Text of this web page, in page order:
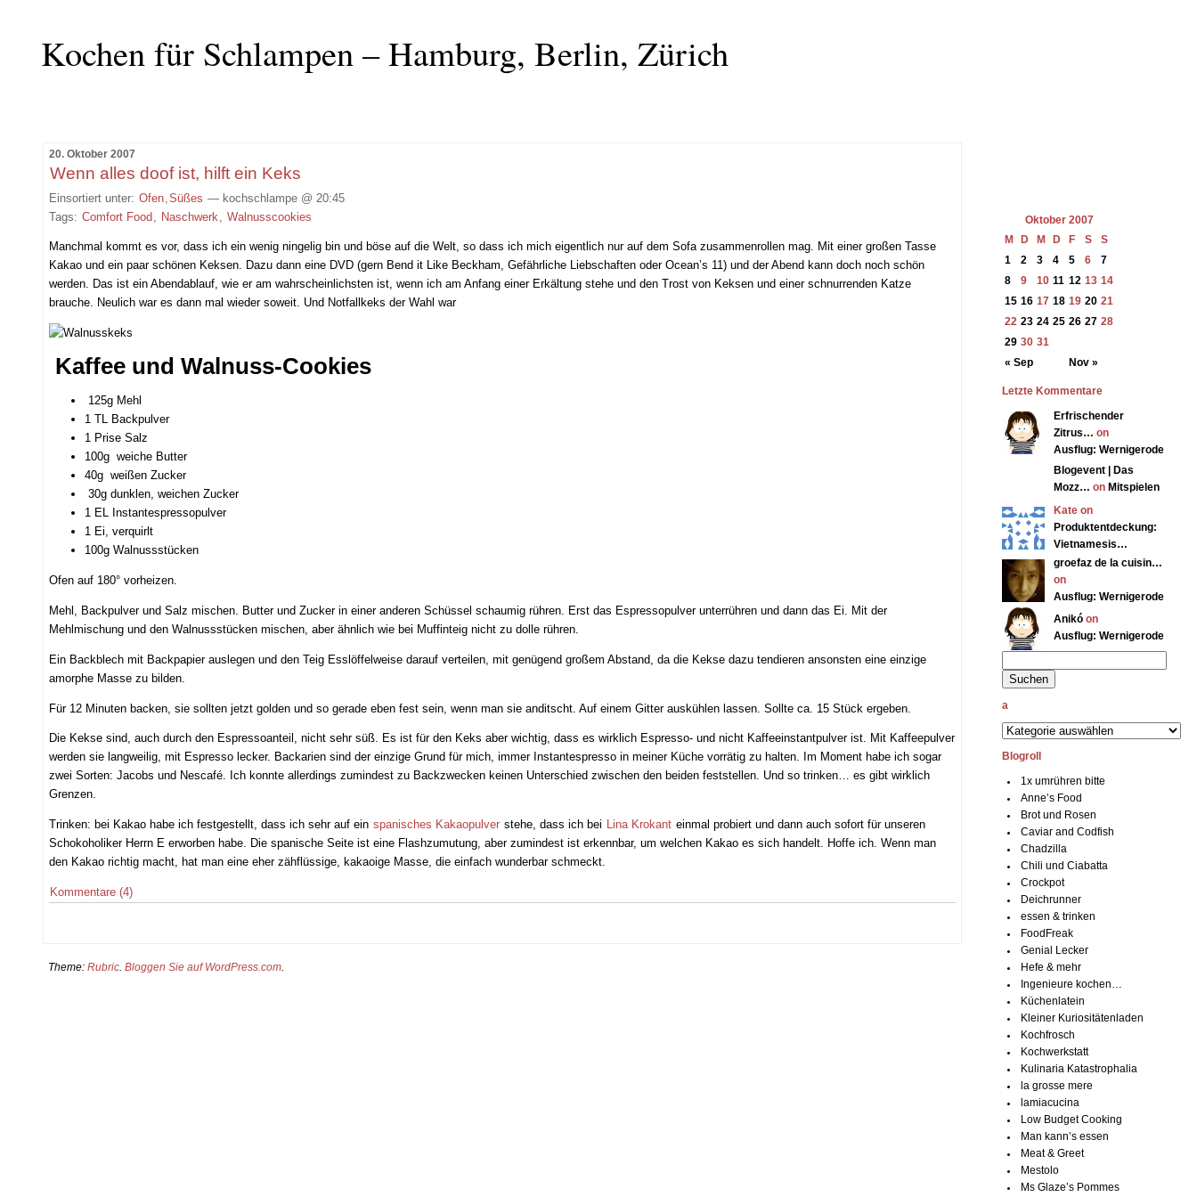
Kochen für Schlampen – Hamburg, Berlin, Zürich
20. Oktober 2007
Wenn alles doof ist, hilft ein Keks
Einsortiert unter: Ofen Süßes — kochschlampe @ 20:45
Tags: Comfort Food Naschwerk Walnusscookies
Manchmal kommt es vor, dass ich ein wenig ningelig bin und böse auf die Welt, so dass ich mich eigentlich nur auf dem Sofa zusammenrollen mag. Mit einer großen Tasse
Kakao und ein paar schönen Keksen. Dazu dann eine DVD (gern Bend it Like Beckham, Gefährliche Liebschaften oder Ocean’s 11) und der Abend kann doch noch schön
werden. Das ist ein Abendablauf, wie er am wahrscheinlichsten ist, wenn ich am Anfang einer Erkältung stehe und den Trost von Keksen und einer schnurrenden Katze
brauche. Neulich war es dann mal wieder soweit. Und Notfallkeks der Wahl war
Kaffee und Walnuss-Cookies
125g Mehl
1 TL Backpulver
1 Prise Salz
100g weiche Butter
40g weißen Zucker
30g dunklen, weichen Zucker
1 EL Instantespressopulver
1 Ei, verquirlt
100g Walnussstücken
Ofen auf 180° vorheizen.
Mehl, Backpulver und Salz mischen. Butter und Zucker in einer anderen Schüssel schaumig rühren. Erst das Espressopulver unterrühren und dann das Ei. Mit der
Mehlmischung und den Walnussstücken mischen, aber ähnlich wie bei Muffinteig nicht zu dolle rühren.
Ein Backblech mit Backpapier auslegen und den Teig Esslöffelweise darauf verteilen, mit genügend großem Abstand, da die Kekse dazu tendieren ansonsten eine einzige
amorphe Masse zu bilden.
Für 12 Minuten backen, sie sollten jetzt golden und so gerade eben fest sein, wenn man sie anditscht. Auf einem Gitter auskühlen lassen. Sollte ca. 15 Stück ergeben.
Die Kekse sind, auch durch den Espressoanteil, nicht sehr süß. Es ist für den Keks aber wichtig, dass es wirklich Espresso- und nicht Kaffeeinstantpulver ist. Mit Kaffeepulver
werden sie langweilig, mit Espresso lecker. Backarien sind der einzige Grund für mich, immer Instantespresso in meiner Küche vorrätig zu halten. Im Moment habe ich sogar
zwei Sorten: Jacobs und Nescafé. Ich konnte allerdings zumindest zu Backzwecken keinen Unterschied zwischen den beiden feststellen. Und so trinken… es gibt wirklich
Grenzen.
Trinken: bei Kakao habe ich festgestellt, dass ich sehr auf ein spanisches Kakaopulver stehe, dass ich bei Lina Krokant einmal probiert und dann auch sofort für unseren
Schokoholiker Herrn E erworben habe. Die spanische Seite ist eine Flashzumutung, aber zumindest ist erkennbar, um welchen Kakao es sich handelt. Hoffe ich. Wenn man
den Kakao richtig macht, hat man eine eher zähflüssige, kakaoige Masse, die einfach wunderbar schmeckt.
Kommentare (4)
Oktober 2007
M
D M D F S S
« Sep Nov »
1 2 3 4 5 6
7
8
9 10 11 12 13 14
15 16 17 18 19 20 21
22 23 24 25 26 27 28
29 30 31
Letzte Kommentare
Erfrischender
Zitrus… on
Ausflug: Wernigerode
Blogevent | Das
Mozz… on Mitspielen
Kate on
Produktentdeckung:
Vietnamesis…
groefaz de la cuisin…
on
Ausflug: Wernigerode
Anikó on
Ausflug: Wernigerode
a
Blogroll
1x umrühren bitte
Anne’s Food
Brot und Rosen
Caviar and Codfish
Chadzilla
Chili und Ciabatta
Crockpot
Deichrunner
essen & trinken
FoodFreak
Genial Lecker
Hefe & mehr
Ingenieure kochen…
Küchenlatein
Kleiner Kuriositätenladen
Kochfrosch
Kochwerkstatt
Kulinaria Katastrophalia
la grosse mere
lamiacucina
Low Budget Cooking
Man kann’s essen
Meat & Greet
Mestolo
Ms Glaze’s Pommes
Theme: Rubric. Bloggen Sie auf WordPress.com.